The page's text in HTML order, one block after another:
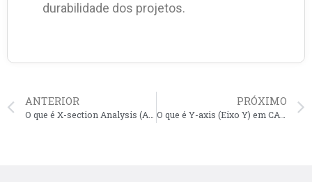
durabilidade dos projetos.
ANTERIOR PRÓXIMO
O que é Y-axis (Eixo Y) em CAD?